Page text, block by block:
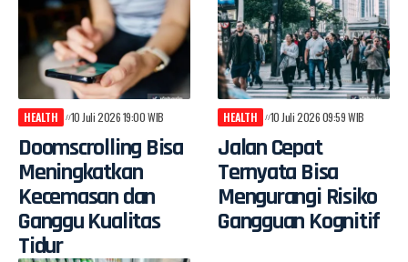
HEALTH 10 Juli 2026 19:00 WIB
Doomscrolling Bisa
Meningkatkan
Kecemasan dan
Ganggu Kualitas
Tidur
HEALTH 10 Juli 2026 09:59 WIB
Jalan Cepat
Ternyata Bisa
Mengurangi Risiko
Gangguan Kognitif